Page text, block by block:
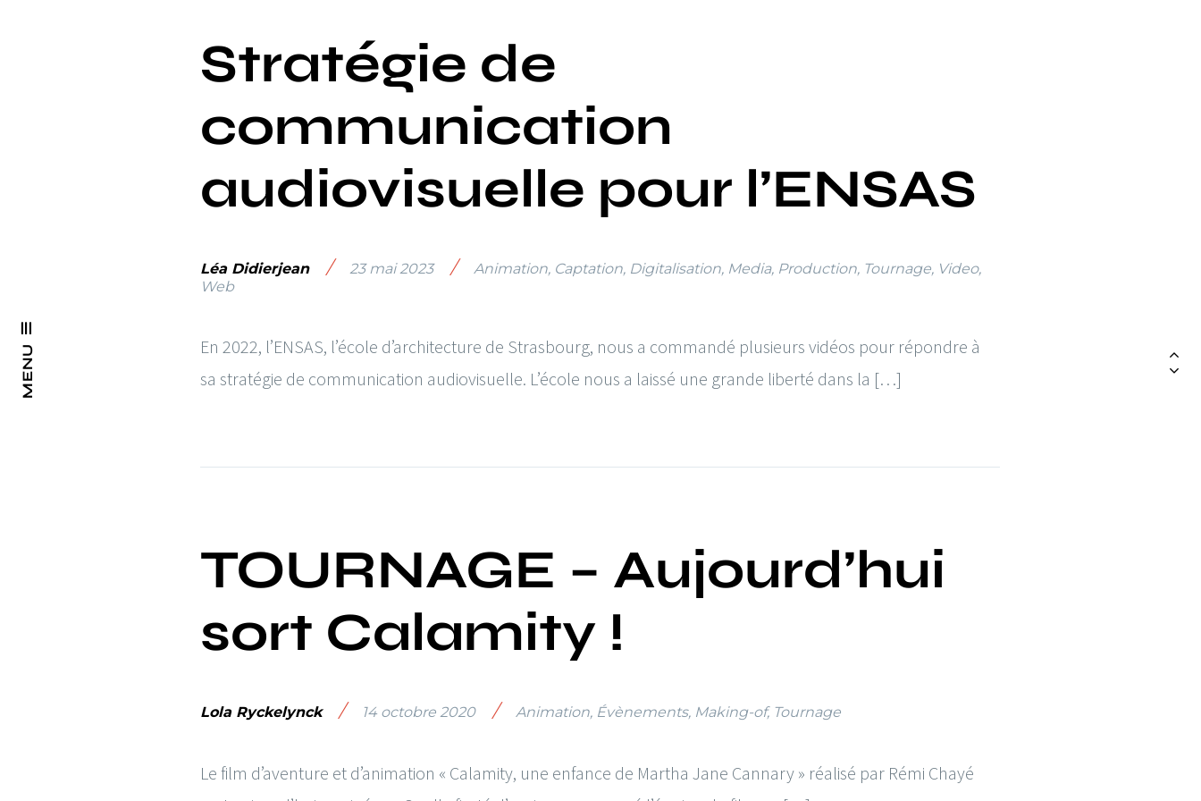
MENU
Stratégie de
communication
audiovisuelle pour l’ENSAS
Léa Didierjean / 23 mai 2023 / Animation, Captation, Digitalisation, Media, Production, Tournage, Video,
Web
En 2022, l’ENSAS, l’école d’architecture de Strasbourg, nous a commandé plusieurs vidéos pour répondre à
sa stratégie de communication audiovisuelle. L’école nous a laissé une grande liberté dans la […]
TOURNAGE – Aujourd’hui
sort Calamity !
Lola Ryckelynck / 14 octobre 2020 / Animation, Évènements, Making-of, Tournage
Le film d’aventure et d’animation « Calamity, une enfance de Martha Jane Cannary » réalisé par Rémi Chayé